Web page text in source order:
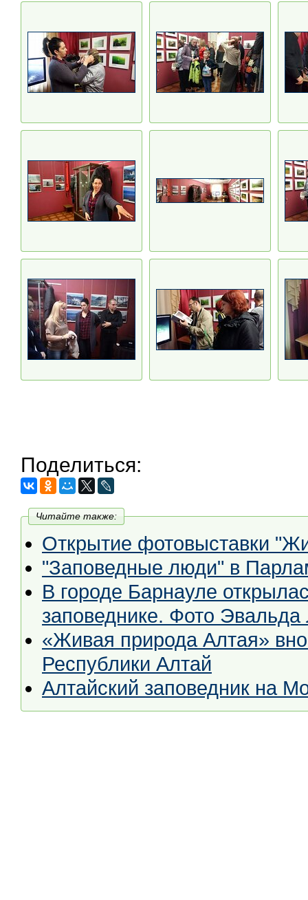
Поделиться:
Читайте также:
Открытие фотовыставки
"Заповедные люди" в
В городе Барнауле
заповеднике. Фото
«Живая природа Алтая»
Республики Алтай
Алтайский заповедник на